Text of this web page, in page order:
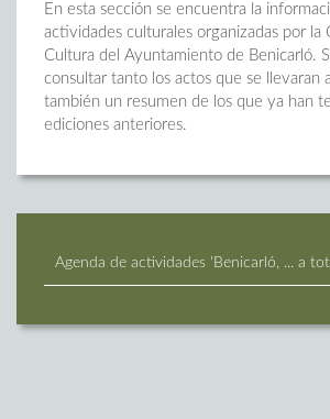
En esta sección se encuentra la
actividades culturales organizadas por la
Cultura del Ayuntamiento de Benicarló.
consultar tanto los actos que se llevaran
también un resumen de los que ya han
ediciones anteriores.
Agenda de actividades 'Benicarló, ... a